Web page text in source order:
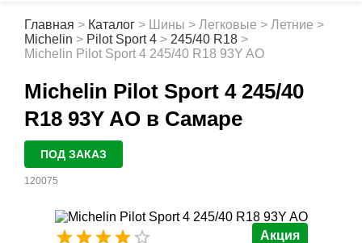
Главная > Каталог > Шины > Легковые > Летние >
Michelin > Pilot Sport 4 > 245/40 R18 >
Michelin Pilot Sport 4 245/40 R18 93Y AO
Michelin Pilot Sport 4 245/40
R18 93Y AO в Самаре
ПОД ЗАКАЗ
120075
Акция